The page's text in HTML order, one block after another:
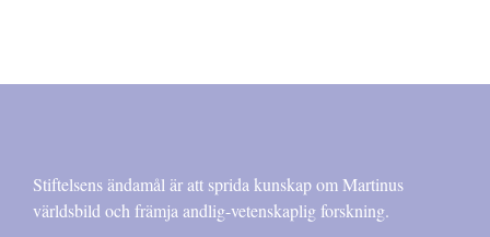
Stiftelsens ändamål är att sprida kunskap om Martinus
världsbild och främja andlig-vetenskaplig forskning.